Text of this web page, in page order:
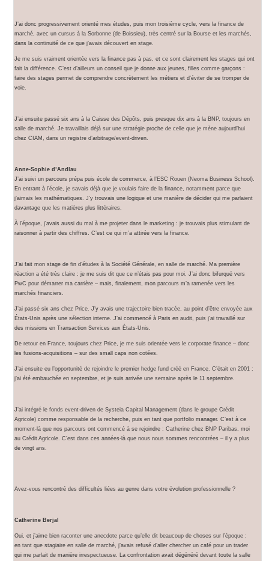
J’ai donc progressivement orienté mes études, puis mon troisième cycle, vers la finance de
marché, avec un cursus à la Sorbonne (de Boissieu), très centré sur la Bourse et les marchés,
dans la continuité de ce que j’avais découvert en stage.
Je me suis vraiment orientée vers la finance pas à pas, et ce sont clairement les stages qui ont
fait la différence. C’est d’ailleurs un conseil que je donne aux jeunes, filles comme garçons :
faire des stages permet de comprendre concrètement les métiers et d’éviter de se tromper de
voie.
J’ai ensuite passé six ans à la Caisse des Dépôts, puis presque dix ans à la BNP, toujours en
salle de marché. Je travaillais déjà sur une stratégie proche de celle que je mène aujourd’hui
chez CIAM, dans un registre d’arbitrage/event-driven.
Anne-Sophie d’Andlau
J’ai suivi un parcours prépa puis école de commerce, à l’ESC Rouen (Neoma Business School).
En entrant à l’école, je savais déjà que je voulais faire de la finance, notamment parce que
j’aimais les mathématiques. J’y trouvais une logique et une manière de décider qui me parlaient
davantage que les matières plus littéraires.
À l’époque, j’avais aussi du mal à me projeter dans le marketing : je trouvais plus stimulant de
raisonner à partir des chiffres. C’est ce qui m’a attirée vers la finance.
J’ai fait mon stage de fin d’études à la Société Générale, en salle de marché. Ma première
réaction a été très claire : je me suis dit que ce n’étais pas pour moi. J’ai donc bifurqué vers
PwC pour démarrer ma carrière – mais, finalement, mon parcours m’a ramenée vers les
marchés financiers.
J’ai passé six ans chez Price. J’y avais une trajectoire bien tracée, au point d’être envoyée aux
États-Unis après une sélection interne. J’ai commencé à Paris en audit, puis j’ai travaillé sur
des missions en Transaction Services aux États-Unis.
De retour en France, toujours chez Price, je me suis orientée vers le corporate finance – donc
les fusions-acquisitions – sur des small caps non cotées.
J’ai ensuite eu l’opportunité de rejoindre le premier hedge fund créé en France. C’était en 2001 :
j’ai été embauchée en septembre, et je suis arrivée une semaine après le 11 septembre.
J’ai intégré le fonds event-driven de Systeia Capital Management (dans le groupe Crédit
Agricole) comme responsable de la recherche, puis en tant que portfolio manager. C’est à ce
moment-là que nos parcours ont commencé à se rejoindre : Catherine chez BNP Paribas, moi
au Crédit Agricole. C’est dans ces années-là que nous nous sommes rencontrées – il y a plus
de vingt ans.
Avez-vous rencontré des difficultés liées au genre dans votre évolution professionnelle ?
Catherine Berjal
Oui, et j’aime bien raconter une anecdote parce qu’elle dit beaucoup de choses sur l’époque :
en tant que stagiaire en salle de marché, j’avais refusé d’aller chercher un café pour un trader
qui me parlait de manière irrespectueuse. La confrontation avait dégénéré devant toute la salle